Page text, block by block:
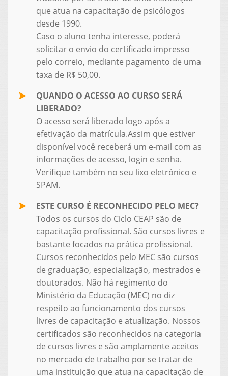
que atua na capacitação de psicólogos
desde 1990.
Caso o aluno tenha interesse, poderá
solicitar o envio do certificado impresso
pelo correio, mediante pagamento de uma
taxa de R$ 50,00.
QUANDO O ACESSO AO CURSO SERÁ
LIBERADO?
O acesso será liberado logo após a
efetivação da matrícula.Assim que estiver
disponível você receberá um e-mail com as
informações de acesso, login e senha.
Verifique também no seu lixo eletrônico e
SPAM.
ESTE CURSO É RECONHECIDO PELO MEC?
Todos os cursos do Ciclo CEAP são de
capacitação profissional. São cursos livres e
bastante focados na prática profissional.
Cursos reconhecidos pelo MEC são cursos
de graduação, especialização, mestrados e
doutorados. Não há regimento do
Ministério da Educação (MEC) no diz
respeito ao funcionamento dos cursos
livres de capacitação e atualização. Nossos
certificados são reconhecidos na categoria
de cursos livres e são amplamente aceitos
no mercado de trabalho por se tratar de
uma instituição que atua na capacitação de